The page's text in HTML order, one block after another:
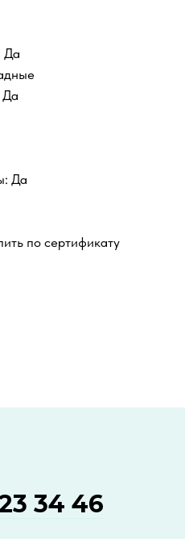
Да
Да
Да
по сертификату
34 46